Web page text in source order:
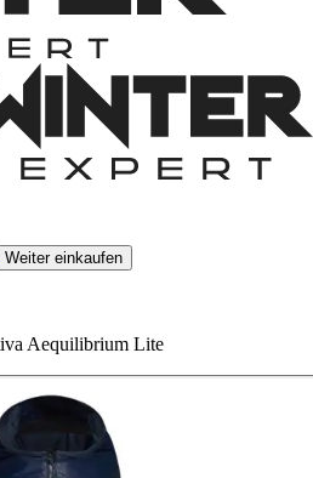
Weiter einkaufen
Aequilibrium Lite